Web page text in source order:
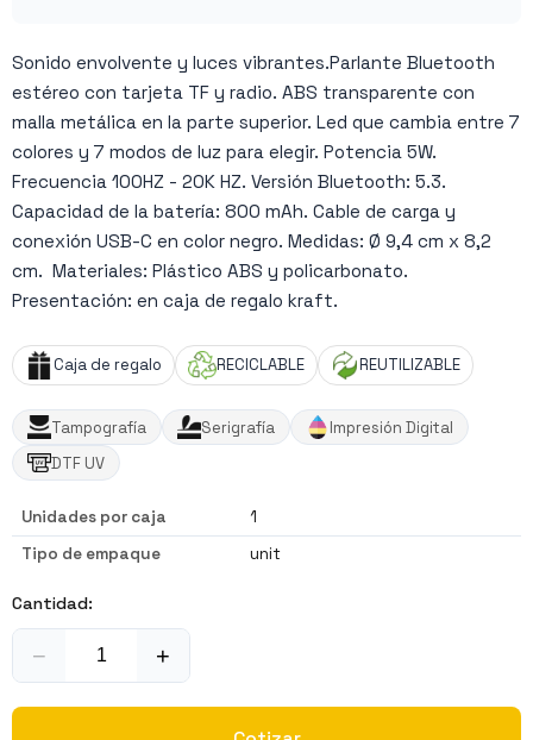
Sonido envolvente y luces vibrantes.Parlante Bluetooth
estéreo con tarjeta TF y radio. ABS transparente con
malla metálica en la parte superior. Led que cambia entre 7
colores y 7 modos de luz para elegir. Potencia 5W.
Frecuencia 100HZ - 20K HZ. Versión Bluetooth: 5.3.
Capacidad de la batería: 800 mAh. Cable de carga y
conexión USB-C en color negro. Medidas: Ø 9,4 cm x 8,2
cm. Materiales: Plástico ABS y policarbonato.
Presentación: en caja de regalo kraft.
Caja de regalo RECICLABLE REUTILIZABLE
Tampografía Serigrafía
Impresión Digital
DTF UV
Unidades por caja
1
Tipo de empaque
unit
Cantidad:
− +